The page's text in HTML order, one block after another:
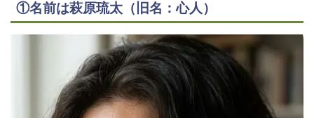
①名前は萩原琉太（旧名：心人）